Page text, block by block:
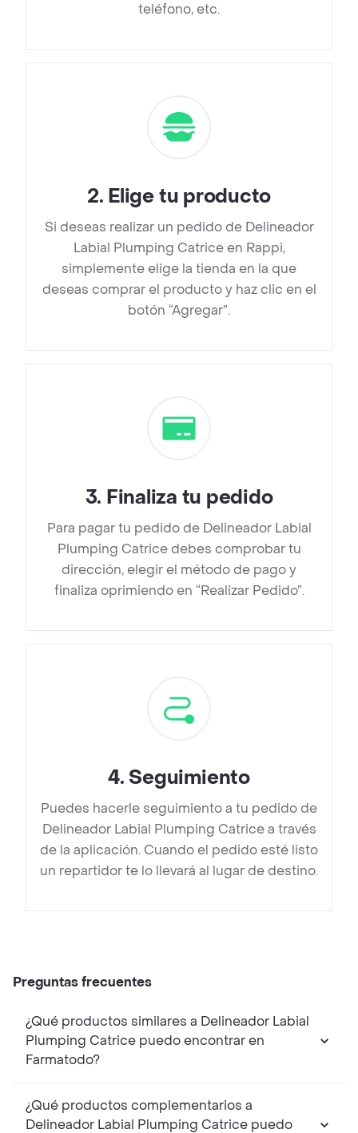
teléfono, etc.
2. Elige tu producto
Si deseas realizar un pedido de Delineador
Labial Plumping Catrice en Rappi,
simplemente elige la tienda en la que
deseas comprar el producto y haz clic en el
botón “Agregar”.
3. Finaliza tu pedido
Para pagar tu pedido de Delineador Labial
Plumping Catrice debes comprobar tu
dirección, elegir el método de pago y
finaliza oprimiendo en “Realizar Pedido”.
4. Seguimiento
Puedes hacerle seguimiento a tu pedido de
Delineador Labial Plumping Catrice a través
de la aplicación. Cuando el pedido esté listo
un repartidor te lo llevará al lugar de destino.
Preguntas frecuentes
¿Qué productos similares a Delineador Labial
Plumping Catrice puedo encontrar en
Farmatodo?
¿Qué productos complementarios a
Delineador Labial Plumping Catrice puedo